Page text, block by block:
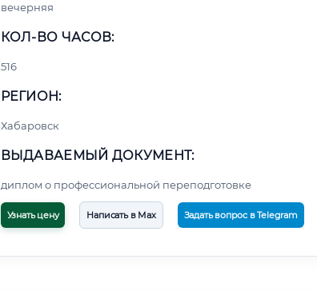
вечерняя
КОЛ-ВО ЧАСОВ:
516
РЕГИОН:
Хабаровск
ВЫДАВАЕМЫЙ ДОКУМЕНТ:
диплом о профессиональной переподготовке
Узнать цену Написать в Max Задать вопрос в Telegram